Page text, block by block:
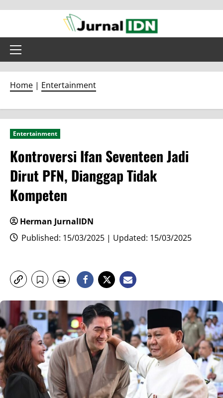
content
Primary
Home | Entertainment
Entertainment
Kontroversi Ifan Seventeen Jadi
Dirut PFN, Dianggap Tidak
Kompeten
Herman JurnalIDN
Published: 15/03/2025 | Updated: 15/03/2025